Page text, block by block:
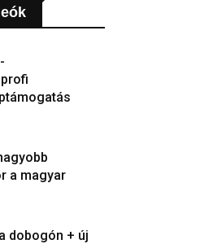
a magyar
dobogón + új